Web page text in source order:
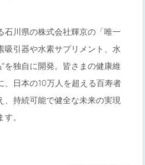
石川県の株式会社輝京の「唯一
吸引器や水素サプリメント、水
を独自に開発。皆さまの健康維
、日本の10万人を超える百寿者
、持続可能で健全な未来の実現
。